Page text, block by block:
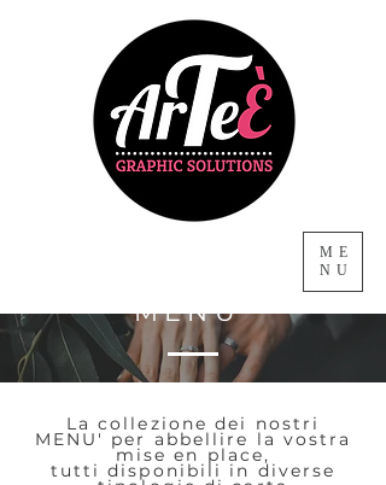
ME
NU
MENU'
La collezione dei nostri
MENU' per abbellire la vostra
mise en place,
tutti disponibili in diverse